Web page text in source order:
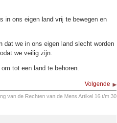
in ons eigen land vrij te bewegen en
dat we in ons eigen land slecht worden
we veilig zijn.
tot een land te behoren.
Volgende
van de Rechten van de Mens Artikel 16 t/m 30